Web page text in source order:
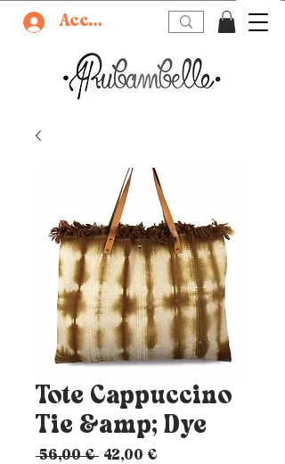
Accedi
Tote Cappuccino
Tie &amp; Dye
56,00 € Prezzo
42,00 €